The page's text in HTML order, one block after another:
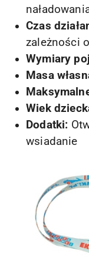
Czas
zależności
Wymiary
Masa
Wiek
Dodatki:
wsiadanie